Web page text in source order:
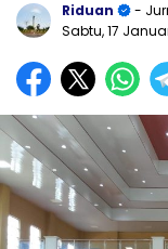
Riduan
-
Sabtu, 17